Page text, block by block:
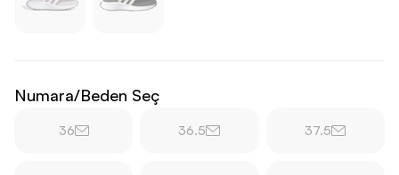
Numara/Beden Seç
36 36.5 37.5